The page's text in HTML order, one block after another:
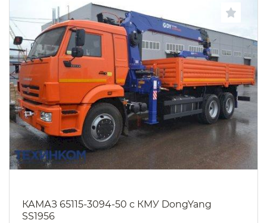
КАМАЗ 65115-3094-50 с КМУ DongYang
SS1956